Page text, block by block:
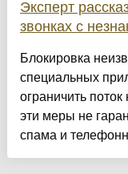
Эксперт
звонках с
Блокировка
специальных
ограничить
эти меры не
спама и